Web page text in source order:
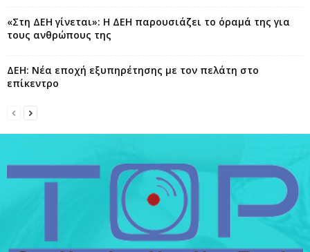
«Στη ΔΕΗ γίνεται»: Η ΔΕΗ παρουσιάζει το όραμά της για
τους ανθρώπους της
ΔΕΗ: Νέα εποχή εξυπηρέτησης με τον πελάτη στο
επίκεντρο